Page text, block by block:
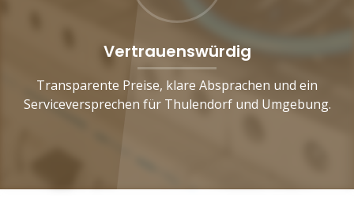
Vertrauenswürdig
Transparente Preise, klare Absprachen und ein
Serviceversprechen für Thulendorf und Umgebung.